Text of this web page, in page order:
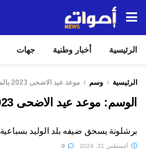
الرئيسية أخبار وطنية جهات
الرئيسية وسم موعد عيد الاضحى 2023 بالمغرب
الوسم: موعد عيد الاضحى 2023 بالمغرب
برشلونة يسحق ضيفه بلد الوليد بسباعية
أغسطس 31, 2024